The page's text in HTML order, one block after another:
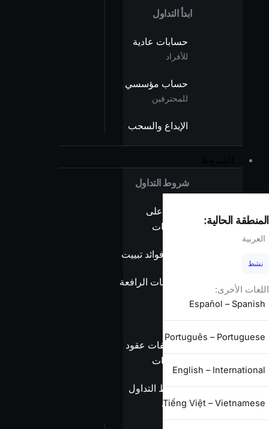
ابدأ التداول
حسابات عادية
للأفراد
حساب مؤسسي
للمحترفين
الإيداع والسحب
شروط التداول
نظرة على
الفروقات
بدون فوائد تبييت
معلومات الرافعة
مواصفات عقود
الفروقات
شروط التداول
الكاملة
المنطقة الحالية:
العربية
نشط
اللغات الأخرى:
Español – Spanish
Português – Portuguese
English – International
Tiếng Việt – Vietnamese